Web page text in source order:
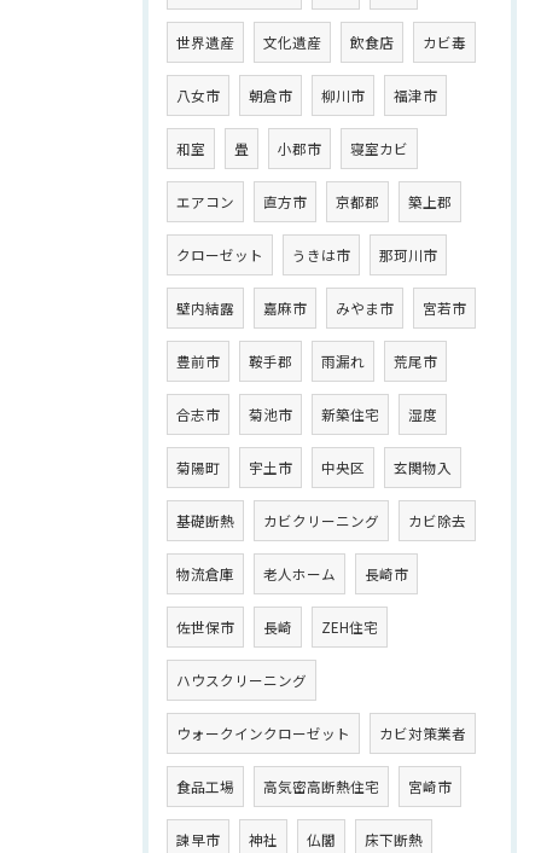
世界遺産 文化遺産 飲食店 カビ毒
八女市 朝倉市 柳川市 福津市
和室 畳 小郡市 寝室カビ
エアコン 直方市 京都郡 築上郡
クローゼット うきは市 那珂川市
壁内結露 嘉麻市 みやま市 宮若市
豊前市 鞍手郡 雨漏れ 荒尾市
合志市 菊池市 新築住宅 湿度
菊陽町 宇土市 中央区 玄関物入
基礎断熱 カビクリーニング カビ除去
物流倉庫 老人ホーム 長崎市
佐世保市 長崎 ZEH住宅
ハウスクリーニング
ウォークインクローゼット カビ対策業者
食品工場 高気密高断熱住宅 宮崎市
諫早市 神社 仏閣 床下断熱